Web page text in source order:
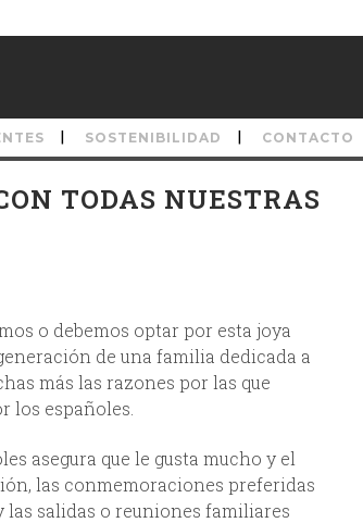
SOSTENIBILIDAD CONTACTO
TODAS NUESTRAS
o debemos optar por esta joya
de una familia dedicada a
más las razones por las que
los españoles.
asegura que le gusta mucho y el
las conmemoraciones preferidas
las salidas o reuniones familiares